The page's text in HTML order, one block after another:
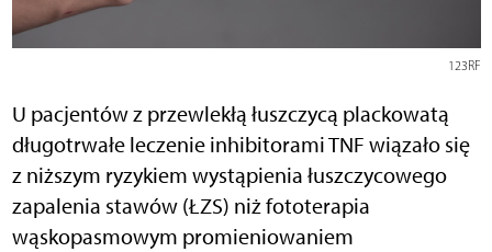
123RF
U pacjentów z przewlekłą łuszczycą plackowatą
długotrwałe leczenie inhibitorami TNF wiązało się
z niższym ryzykiem wystąpienia łuszczycowego
zapalenia stawów (ŁZS) niż fototerapia
wąskopasmowym promieniowaniem